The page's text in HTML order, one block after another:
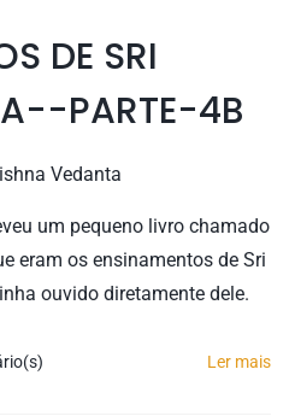
DE SRI
PARTE-4B
Vedanta
um pequeno livro chamado
eram os ensinamentos de Sri
ouvido diretamente dele.
Ler mais